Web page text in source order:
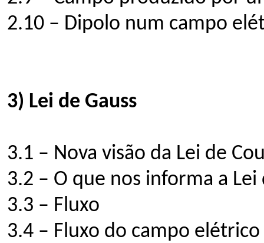
2.10 – Dipolo num campo
3) Lei de Gauss
3.1 – Nova visão da Lei de
3.2 – O que nos informa a Lei
3.3 – Fluxo
3.4 – Fluxo do campo elétrico